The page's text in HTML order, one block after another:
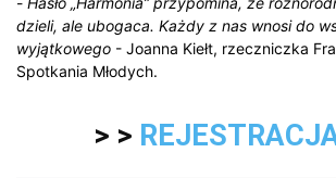
dzieli, ale ubogaca. Każdy z nas wnosi do
wyjątkowego - Joanna Kiełt, rzeczniczka
Spotkania Młodych.
> >